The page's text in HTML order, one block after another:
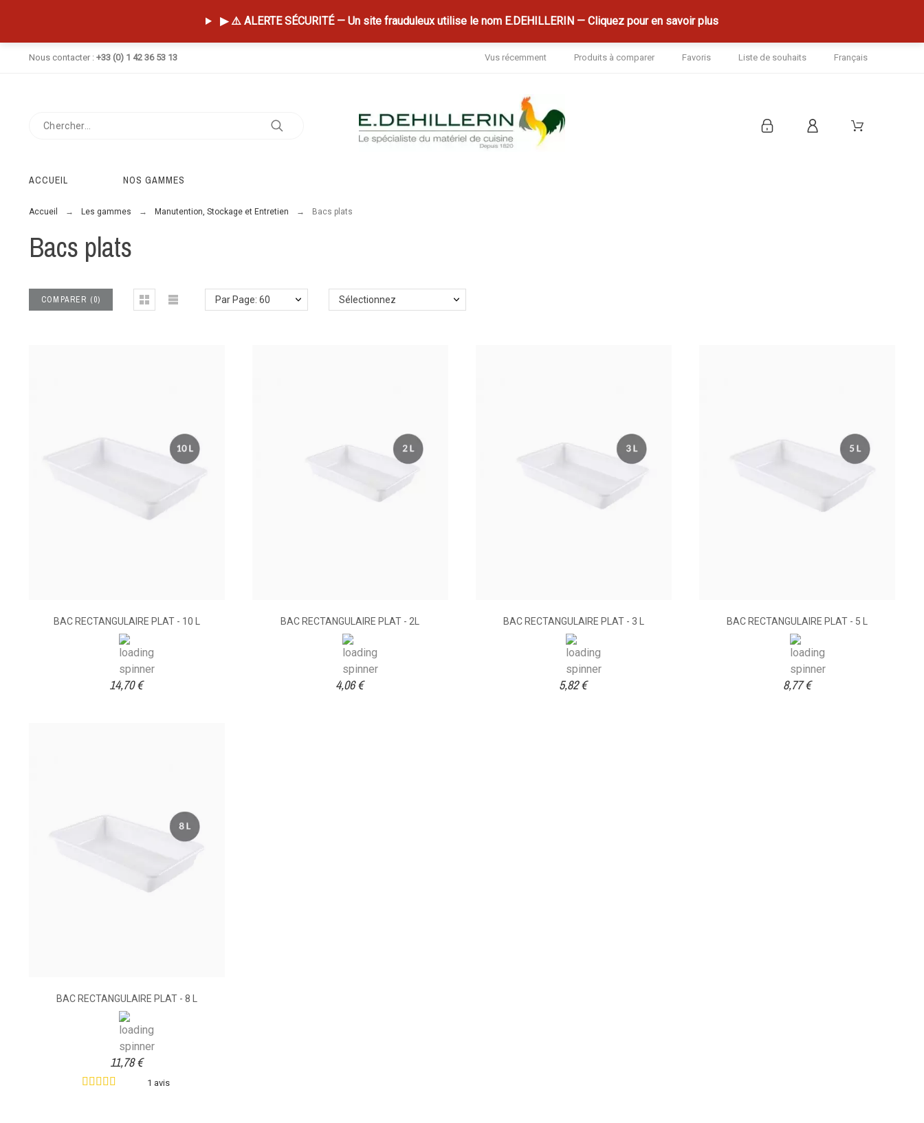
▶ ⚠️ ALERTE SÉCURITÉ — Un site frauduleux utilise le nom E.DEHILLERIN — Cliquez pour en savoir plus
Nous contacter : +33 (0) 1 42 36 53 13 Vus récemment Produits à comparer Favoris Liste de souhaits Français
ACCUEIL NOS GAMMES
Accueil Les gammes Manutention, Stockage et Entretien Bacs plats
Bacs plats
COMPARER (0) Par Page: 60 Sélectionnez
BAC RECTANGULAIRE PLAT - 10 L
14,70 €
BAC RECTANGULAIRE PLAT - 2L
4,06 €
BAC RECTANGULAIRE PLAT - 3 L
5,82 €
BAC RECTANGULAIRE PLAT - 5 L
8,77 €
BAC RECTANGULAIRE PLAT - 8 L
1 avis
11,78 €